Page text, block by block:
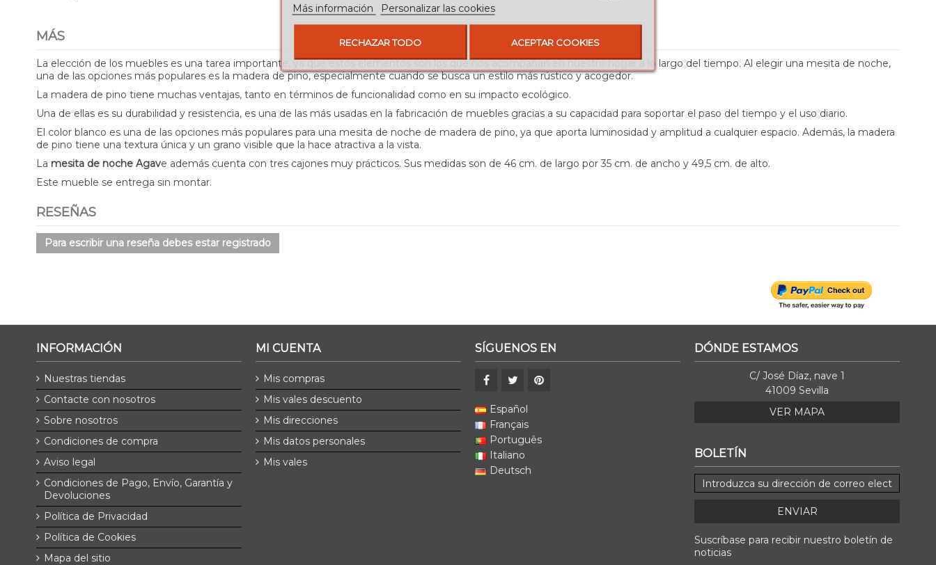
MÁS
La elección de los muebles es una tarea importante, ya que estos elementos son los que nos acompañan en nuestro hogar a lo largo del tiempo. Al elegir una mesita de noche,
una de las opciones más populares es la madera de pino, especialmente cuando se busca un estilo más rústico y acogedor.
La madera de pino tiene muchas ventajas, tanto en términos de funcionalidad como en su impacto ecológico.
Una de ellas es su durabilidad y resistencia, es una de las más usadas en la fabricación de muebles gracias a su capacidad para soportar el paso del tiempo y el uso diario.
El color blanco es una de las opciones más populares para una mesita de noche de madera de pino, ya que aporta luminosidad y amplitud a cualquier espacio. Además, la madera
de pino tiene una textura única y un grano visible que la hace atractiva a la vista.
La mesita de noche Agave además cuenta con tres cajones muy prácticos. Sus medidas son de 46 cm. de largo por 35 cm. de ancho y 49,5 cm. de alto.
Este mueble se entrega sin montar.
RESEÑAS
Para escribir una reseña debes estar registrado
INFORMACIÓN
Nuestras tiendas
Contacte con nosotros
Sobre nosotros
Condiciones de compra
Aviso legal
Condiciones de Pago, Envío, Garantía y
Devoluciones
Política de Privacidad
Política de Cookies
Mapa del sitio
MI CUENTA
Mis compras
Mis vales descuento
Mis direcciones
Mis datos personales
Mis vales
SÍGUENOS EN
Español
Français
Português
Italiano
Deutsch
DÓNDE ESTAMOS
C/ José Díaz, nave 1
41009 Sevilla
VER MAPA
BOLETÍN
ENVIAR
Suscríbase para recibir nuestro boletín de
noticias
Más información
Personalizar las cookies
RECHAZAR TODO ACEPTAR COOKIES